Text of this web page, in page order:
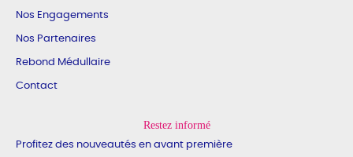
Nos Engagements
Nos Partenaires
Rebond Médullaire
Contact
Restez informé
Profitez des nouveautés en avant première